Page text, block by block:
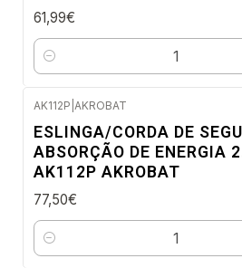
61,99€
Quantidade
AK112P AKROBAT
ESLINGA/CORDA DE
ABSORÇÃO DE ENERGIA
AK112P AKROBAT
77,50€
Quantidade